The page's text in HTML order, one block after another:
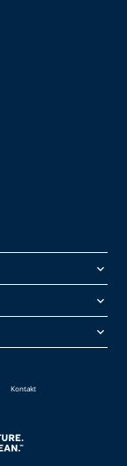
keyboard_arrow_down
keyboard_arrow_down
keyboard_arrow_down
Kontakt